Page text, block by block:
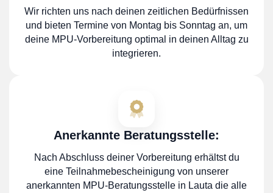
Wir richten uns nach deinen zeitlichen Bedürfnissen
und bieten Termine von Montag bis Sonntag an, um
deine MPU-Vorbereitung optimal in deinen Alltag zu
integrieren.
Anerkannte Beratungsstelle:
Nach Abschluss deiner Vorbereitung erhältst du
eine Teilnahmebescheinigung von unserer
anerkannten MPU-Beratungsstelle in Lauta die alle